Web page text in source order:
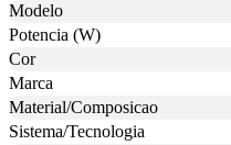
Modelo
Potencia (W)
Cor
Marca
Material/Composicao
Sistema/Tecnologia